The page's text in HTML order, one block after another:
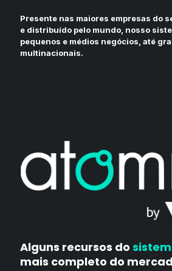
Presente nas maiores empresas do
e distribuído pelo mundo, nosso
pequenos e médios negócios, até
multinacionais.
Alguns recursos do
mais completo do